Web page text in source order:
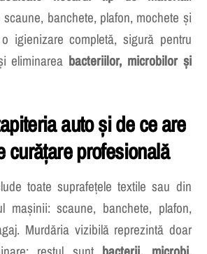
extracție, aburi și apă fierbinte,
dedicate fiecărui tip de material
banchete, plafon, mochete și
igienizare completă, sigură pentru
auto și de ce are
curățare profesională
toate suprafețele textile sau din
mașinii: scaune, banchete, plafon,